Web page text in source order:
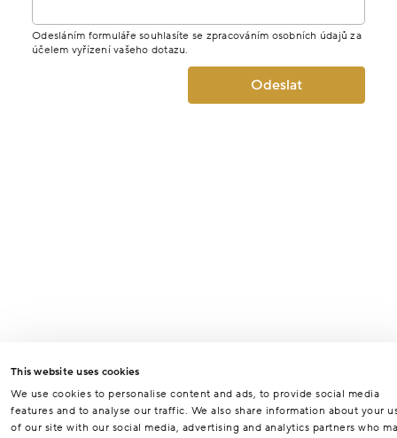
This website uses cookies
We use cookies to personalise content and ads, to provide social media
features and to analyse our traffic. We also share information about your
of our site with our social media, advertising and analytics partners who
Odesláním formuláře souhlasíte se zpracováním osobních údajů za
účelem vyřízení vašeho dotazu.
Odeslat